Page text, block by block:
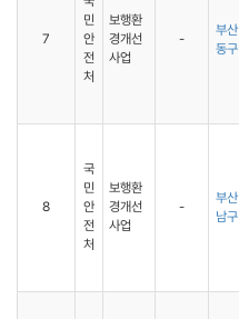
7
민
안
전
처
보행환
경개선
사업
-
부산
동구
8
국
민
안
전
처
보행환
경개선
사업
-
부산
남구